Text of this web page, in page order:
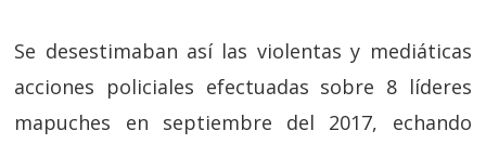
Se desestimaban así las violentas y mediáticas
acciones policiales efectuadas sobre 8 líderes
mapuches en septiembre del 2017, echando